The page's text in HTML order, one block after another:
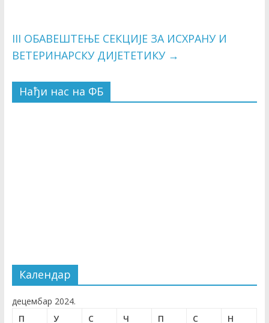
III ОБАВЕШТЕЊЕ СЕКЦИЈЕ ЗА ИСХРАНУ И
ВЕТЕРИНАРСКУ ДИЈЕТЕТИКУ →
Нађи нас на ФБ
Календар
децембар 2024.
П
У С Ч П С Н